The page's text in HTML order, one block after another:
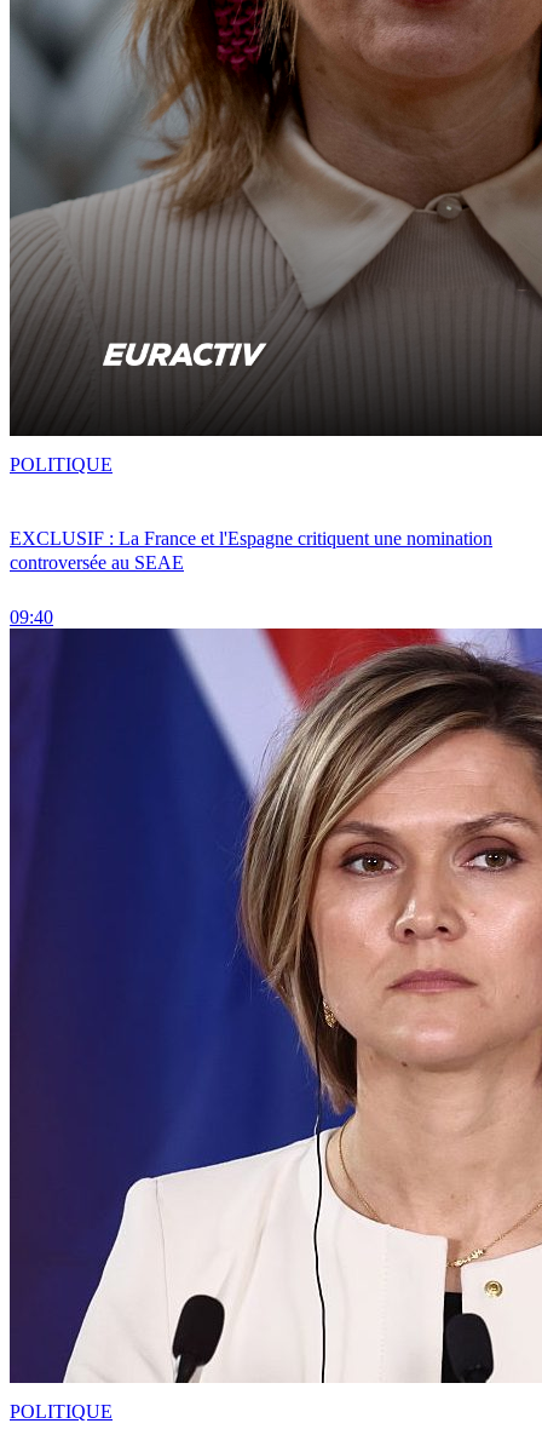
EXCLUSIF : La France et l'Espagne critiquent une nomination
controversée au SEAE
09:40
POLITIQUE
POLITIQUE